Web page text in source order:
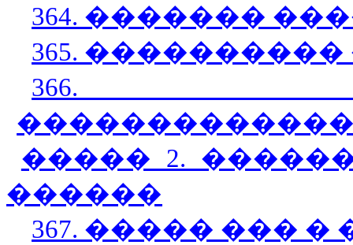
364. �������
365.
366.
����� 2.
������
367. ����� ���